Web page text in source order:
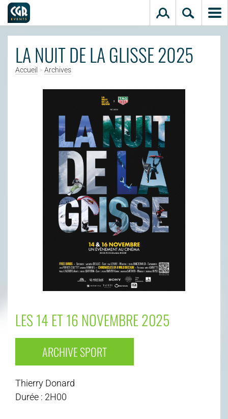
LA NUIT DE LA GLISSE 2025
Accueil >Archives
LES 14 ET 16 NOVEMBRE 2025
ARCHIVE SPORT
Thierry Donard
Durée : 2H00